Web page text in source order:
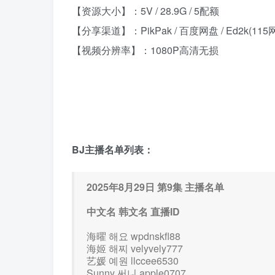
【资源大小】：5V / 28.9G / 5配额
【分享渠道】：PikPak / 百度网盘 / Ed2k(115
【视频分辨率】：1080P高清无损
BJ主播名单列表：
2025年8月29日 第9集 主播名单
中文名 韩文名 直播ID
海曜 해요 wpdnskfl88
海姬 해찌 velyvely777
艺媛 예원 llccee6530